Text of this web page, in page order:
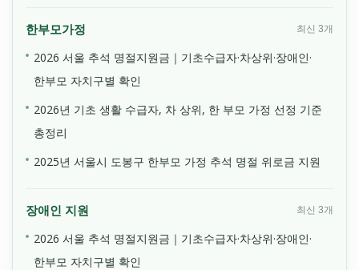
한부모가정 최신 3개
2026 서울 추석 명절지원금｜기초수급자·차상위·장애인·
한부모 자치구별 확인
2026년 기초 생활 수급자, 차 상위, 한 부모 가정 선정 기준
총정리
2025년 서울시 도봉구 한부모 가정 추석 명절 위로금 지원
장애인 지원 최신 3개
2026 서울 추석 명절지원금｜기초수급자·차상위·장애인·
한부모 자치구별 확인